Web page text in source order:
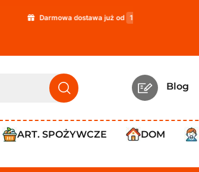
Darmowa dostawa już od 119,99 zł !
Blog
ART. SPOŻYWCZE DOM